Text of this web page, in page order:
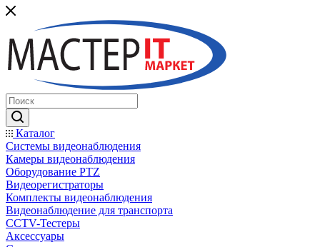
Каталог
Системы видеонаблюдения
Камеры видеонаблюдения
Оборудование PTZ
Видеорегистраторы
Комплекты видеонаблюдения
Видеонаблюдение для транспорта
CCTV-Тестеры
Аксессуары